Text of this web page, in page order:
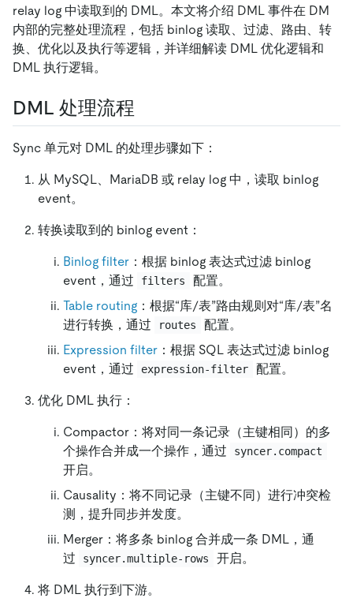
relay log 中读取到的 DML。本文将介绍 DML 事件在 DM
内部的完整处理流程，包括 binlog 读取、过滤、路由、转
换、优化以及执行等逻辑，并详细解读 DML 优化逻辑和
DML 执行逻辑。
DML 处理流程
Sync 单元对 DML 的处理步骤如下：
从 MySQL、MariaDB 或 relay log 中，读取 binlog
event。
转换读取到的 binlog event：
Binlog filter ：根据 binlog 表达式过滤 binlog
event，通过
filters
配置。
Table routing ：根据“库/表”路由规则对“库/表”名
进行转换，通过
routes
配置。
Expression filter ：根据 SQL 表达式过滤 binlog
event，通过
expression-filter 配置。
优化 DML 执行：
Compactor：将对同一条记录（主键相同）的多
个操作合并成一个操作，通过
syncer.compact
开启。
Causality：将不同记录（主键不同）进行冲突检
测，提升同步并发度。
Merger：将多条 binlog 合并成一条 DML，通
过
syncer.multiple-rows 开启。
将 DML 执行到下游。